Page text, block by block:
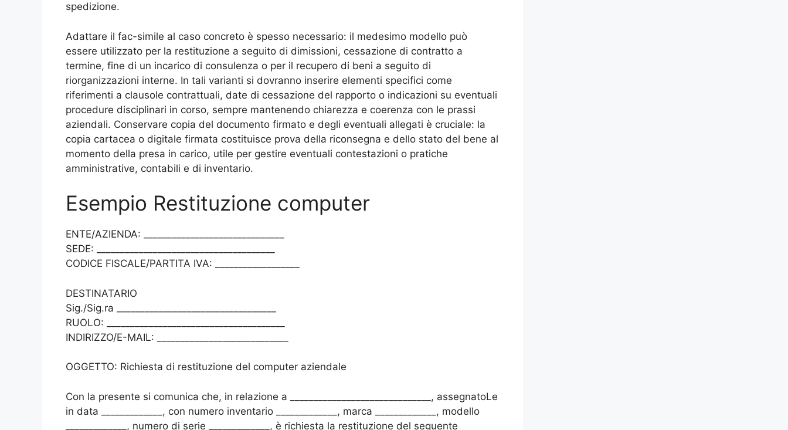
spedizione.
Adattare il fac-simile al caso concreto è spesso necessario: il medesimo modello può
essere utilizzato per la restituzione a seguito di dimissioni, cessazione di contratto a
termine, fine di un incarico di consulenza o per il recupero di beni a seguito di
riorganizzazioni interne. In tali varianti si dovranno inserire elementi specifici come
riferimenti a clausole contrattuali, date di cessazione del rapporto o indicazioni su eventuali
procedure disciplinari in corso, sempre mantenendo chiarezza e coerenza con le prassi
aziendali. Conservare copia del documento firmato e degli eventuali allegati è cruciale: la
copia cartacea o digitale firmata costituisce prova della riconsegna e dello stato del bene al
momento della presa in carico, utile per gestire eventuali contestazioni o pratiche
amministrative, contabili e di inventario.
Esempio Restituzione computer​
ENTE/AZIENDA: ______________________________
SEDE: ______________________________________
CODICE FISCALE/PARTITA IVA: __________________
DESTINATARIO
Sig./Sig.ra __________________________________
RUOLO: ______________________________________
INDIRIZZO/E-MAIL: ____________________________
OGGETTO: Richiesta di restituzione del computer aziendale
Con la presente si comunica che, in relazione a ______________________________, assegnatoLe
in data _____________, con numero inventario _____________, marca _____________, modello
_____________, numero di serie _____________, è richiesta la restituzione del seguente